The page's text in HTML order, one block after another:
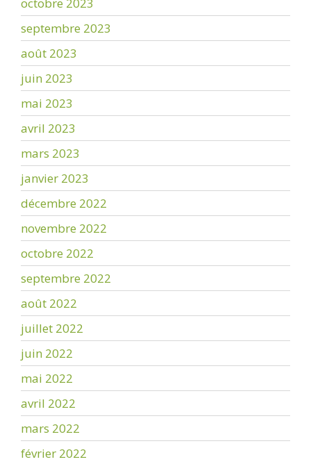
septembre 2023
août 2023
juin 2023
mai 2023
avril 2023
mars 2023
janvier 2023
décembre 2022
novembre 2022
octobre 2022
septembre 2022
août 2022
juillet 2022
juin 2022
mai 2022
avril 2022
mars 2022
février 2022